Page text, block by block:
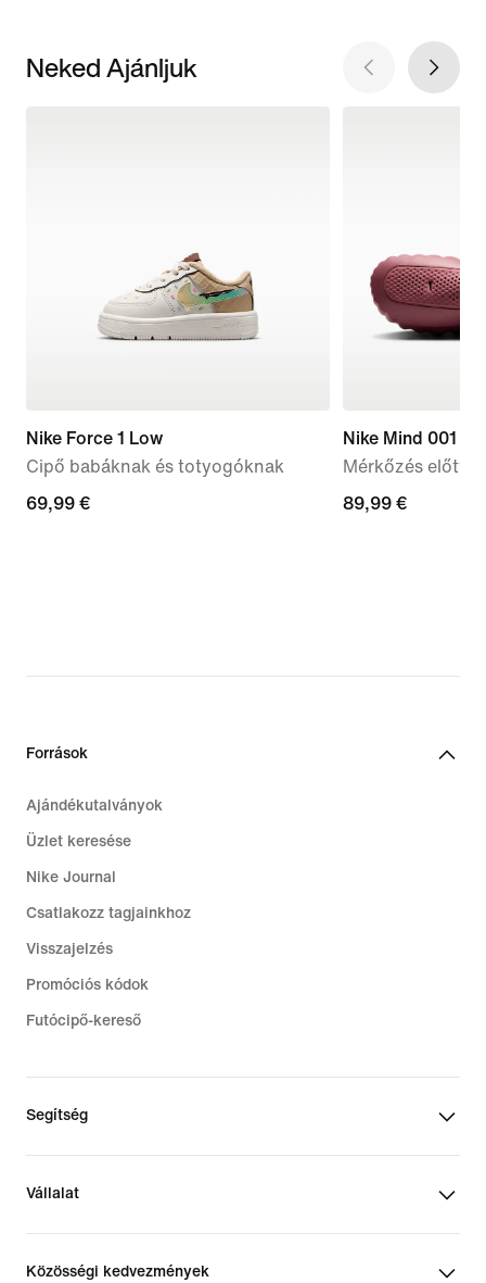
Neked Ajánljuk
Nike Force 1 Low
Cipő babáknak és totyogóknak
69,99
69,99 €
Nike Mind 001
Mérkőzés előtti
89,99
89,99 €
Források
Ajándékutalványok
Üzlet keresése
Nike Journal
Csatlakozz tagjainkhoz
Visszajelzés
Promóciós kódok
Futócipő-kereső
Segítség
Vállalat
Közösségi kedvezmények